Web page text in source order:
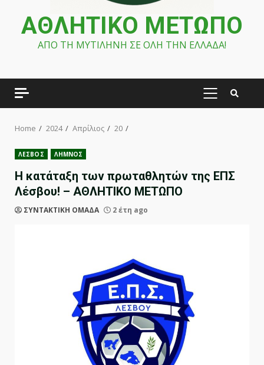
ΑΘΛΗΤΙΚΟ ΜΕΤΩΠΟ
ΑΠΟ ΤΗ ΜΥΤΙΛΗΝΗ ΣΕ ΟΛΗ ΤΗΝ ΕΛΛΑΔΑ!
PRIMARY
Home 2024 Απρίλιος 20
ΛΕΣΒΟΣ ΛΗΜΝΟΣ
Η κατάταξη των πρωταθλητών της ΕΠΣ
Λέσβου! – ΑΘΛΗΤΙΚΟ ΜΕΤΩΠΟ
ΣΥΝΤΑΚΤΙΚΗ ΟΜΑΔΑ 2 έτη ago